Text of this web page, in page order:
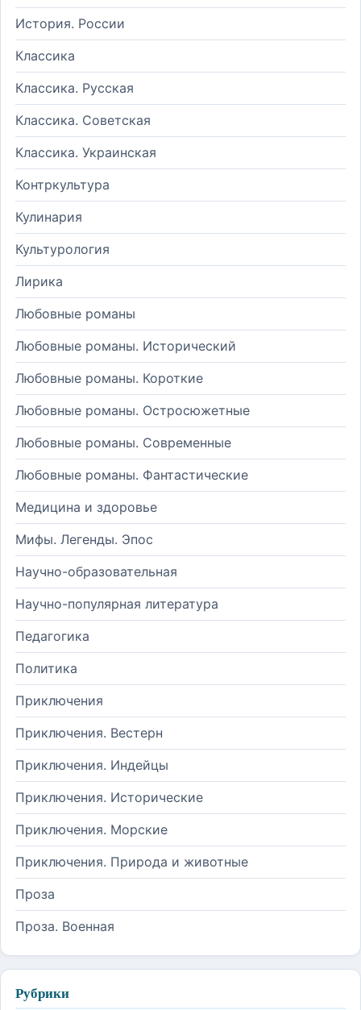
История. России
Классика
Классика. Русская
Классика. Советская
Классика. Украинская
Контркультура
Кулинария
Культурология
Лирика
Любовные романы
Любовные романы. Исторический
Любовные романы. Короткие
Любовные романы. Остросюжетные
Любовные романы. Современные
Любовные романы. Фантастические
Медицина и здоровье
Мифы. Легенды. Эпос
Научно-образовательная
Научно-популярная литература
Педагогика
Политика
Приключения
Приключения. Вестерн
Приключения. Индейцы
Приключения. Исторические
Приключения. Морские
Приключения. Природа и животные
Проза
Проза. Военная
Рубрики